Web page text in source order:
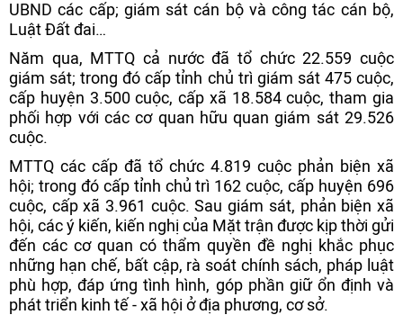
UBND các cấp; giám sát cán bộ và công tác cán bộ,
Luật Đất đai…
Năm qua, MTTQ cả nước đã tổ chức 22.559 cuộc
giám sát; trong đó cấp tỉnh chủ trì giám sát 475 cuộc,
cấp huyện 3.500 cuộc, cấp xã 18.584 cuộc, tham gia
phối hợp với các cơ quan hữu quan giám sát 29.526
cuộc.
MTTQ các cấp đã tổ chức 4.819 cuộc phản biện xã
hội; trong đó cấp tỉnh chủ trì 162 cuộc, cấp huyện 696
cuộc, cấp xã 3.961 cuộc. Sau giám sát, phản biện xã
hội, các ý kiến, kiến nghị của Mặt trận được kịp thời gửi
đến các cơ quan có thẩm quyền đề nghị khắc phục
những hạn chế, bất cập, rà soát chính sách, pháp luật
phù hợp, đáp ứng tình hình, góp phần giữ ổn định và
phát triển kinh tế - xã hội ở địa phương, cơ sở.